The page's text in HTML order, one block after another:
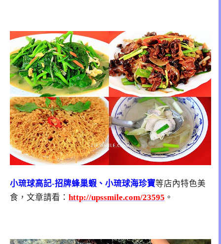
小琉球高記-招牌蜂巢蝦、小琉球海珍寶等店內特色美
食，文章請看： http://upssmile.com/23595 。